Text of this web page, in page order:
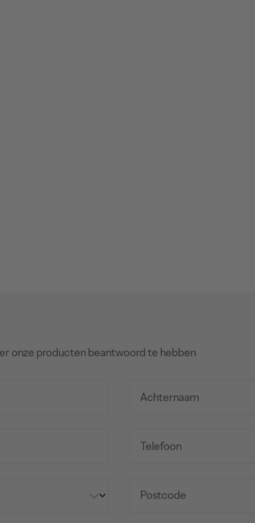
onze producten beantwoord te hebben